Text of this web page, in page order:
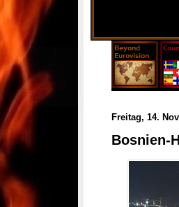
Freitag, 14.
Bosnien-